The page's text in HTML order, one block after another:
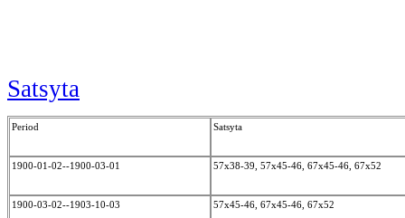
Satsyta
Period Satsyta
1900-01-02--1900-03-01 57x38-39, 57x45-46, 67x45-46, 67x52
1900-03-02--1903-10-03 57x45-46, 67x45-46, 67x52